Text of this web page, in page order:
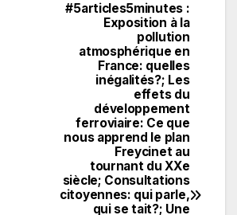
#5articles5minutes :
Exposition à la
pollution
atmosphérique en
France: quelles
inégalités?; Les
effets du
développement
ferroviaire: Ce que
nous apprend le plan
Freycinet au
tournant du XXe
siècle; Consultations
citoyennes: qui parle,
qui se tait?; Une